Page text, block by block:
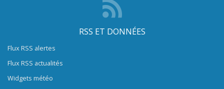
RSS ET DONNÉES
Flux RSS alertes
Flux RSS actualités
Widgets météo